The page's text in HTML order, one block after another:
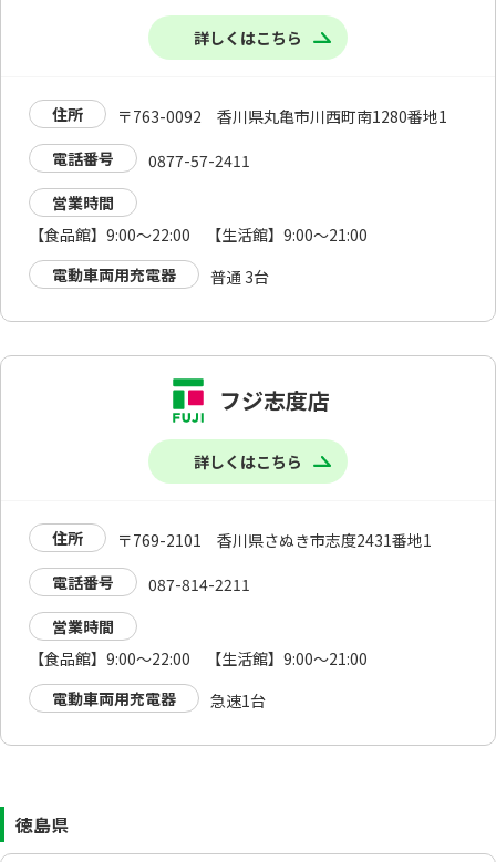
詳しくはこちら
住所
〒763-0092 香川県丸亀市川西町南1280番地1
電話番号
0877-57-2411
営業時間
【食品館】9:00～22:00 【生活館】9:00～21:00
電動車両用充電器
普通 3台
フジ志度店
詳しくはこちら
住所
〒769-2101 香川県さぬき市志度2431番地1
電話番号
087-814-2211
営業時間
【食品館】9:00～22:00 【生活館】9:00～21:00
電動車両用充電器
急速1台
徳島県